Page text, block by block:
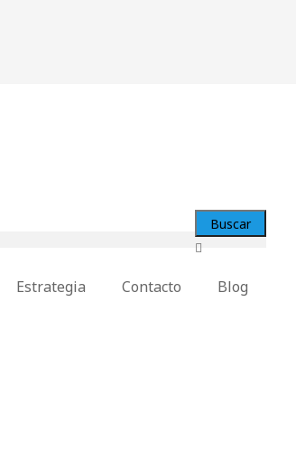
Estrategia Contacto Blog